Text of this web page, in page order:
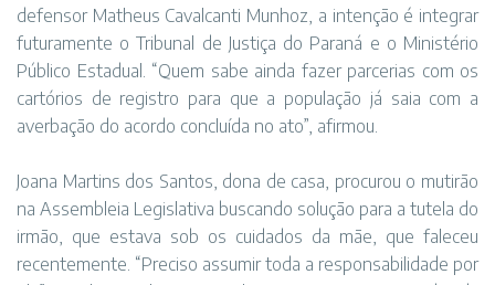
defensor Matheus Cavalcanti Munhoz, a intenção é integrar
futuramente o Tribunal de Justiça do Paraná e o Ministério
Público Estadual. “Quem sabe ainda fazer parcerias com os
cartórios de registro para que a população já saia com a
averbação do acordo concluída no ato”, afirmou.
Joana Martins dos Santos, dona de casa, procurou o mutirão
na Assembleia Legislativa buscando solução para a tutela do
irmão, que estava sob os cuidados da mãe, que faleceu
recentemente. “Preciso assumir toda a responsabilidade por